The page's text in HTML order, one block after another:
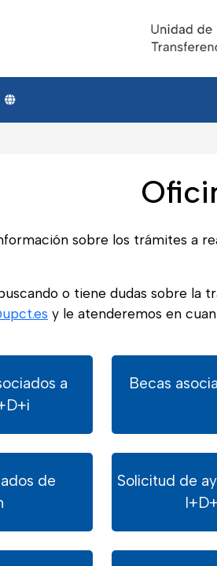
sobre los trámites a
o tiene dudas sobre
y le atenderemos en
a
Becas
de
Solicitud de